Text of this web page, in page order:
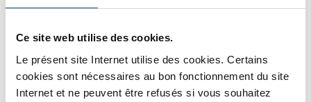
Ce site web utilise des cookies.
Le présent site Internet utilise des cookies. Certains
cookies sont nécessaires au bon fonctionnement du site
Internet et ne peuvent être refusés si vous souhaitez
Lire la suite